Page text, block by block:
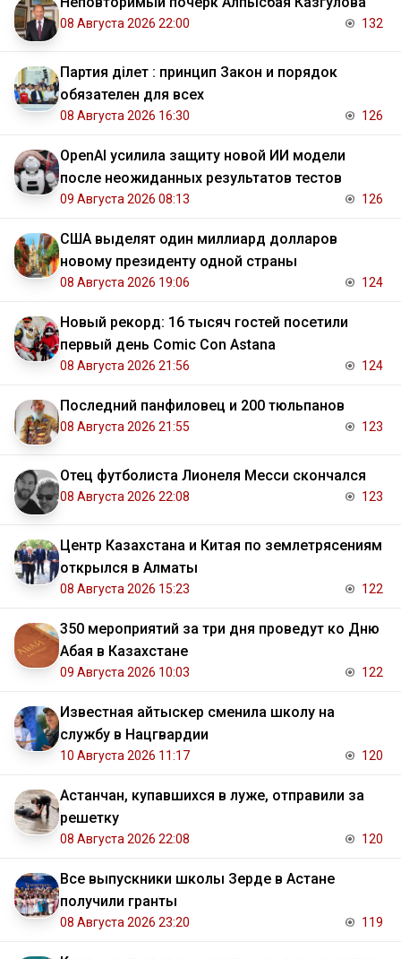
08 Августа 2026 22:00 132
Партия Әділет : принцип Закон и порядок
обязателен для всех
08 Августа 2026 16:30 126
OpenAI усилила защиту новой ИИ модели
после неожиданных результатов тестов
09 Августа 2026 08:13 126
США выделят один миллиард долларов
новому президенту одной страны
08 Августа 2026 19:06 124
Новый рекорд: 16 тысяч гостей посетили
первый день Comic Con Astana
08 Августа 2026 21:56 124
Последний панфиловец и 200 тюльпанов
08 Августа 2026 21:55 123
Отец футболиста Лионеля Месси скончался
08 Августа 2026 22:08 123
Центр Казахстана и Китая по землетрясениям
открылся в Алматы
08 Августа 2026 15:23 122
350 мероприятий за три дня проведут ко Дню
Абая в Казахстане
09 Августа 2026 10:03 122
Известная айтыскер сменила школу на
службу в Нацгвардии
10 Августа 2026 11:17 120
Астанчан, купавшихся в луже, отправили за
решетку
08 Августа 2026 22:08 120
Все выпускники школы Зерде в Астане
получили гранты
08 Августа 2026 23:20 119